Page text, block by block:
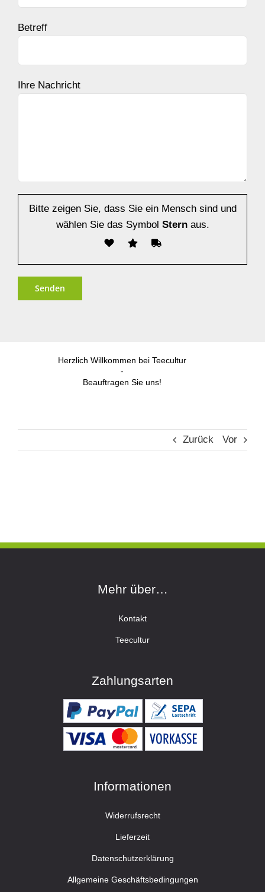
Betreff
Ihre Nachricht
Bitte zeigen Sie, dass Sie ein Mensch sind und
wählen Sie das Symbol Sternaus.
Herzlich Willkommen bei Teecultur
-
Beauftragen Sie uns!
Zurück Vor
Mehr über…
Kontakt
Teecultur
Zahlungsarten
Informationen
Widerrufsrecht
Lieferzeit
Datenschutzerklärung
Allgemeine Geschäftsbedingungen